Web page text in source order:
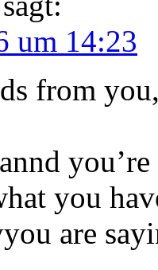
um 14:23
from
you
are